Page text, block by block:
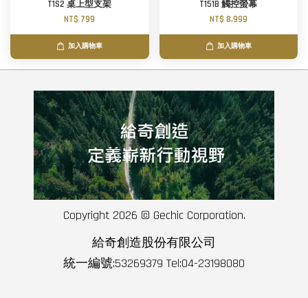
T1S2 桌上型支架
NT$ 799
加入購物車
T151B 觸控螢幕
NT$ 8,999
加入購物車
Copyright 2026 © Gechic Corporation.
給奇創造股份有限公司
統一編號:53269379 Tel:04-23198080